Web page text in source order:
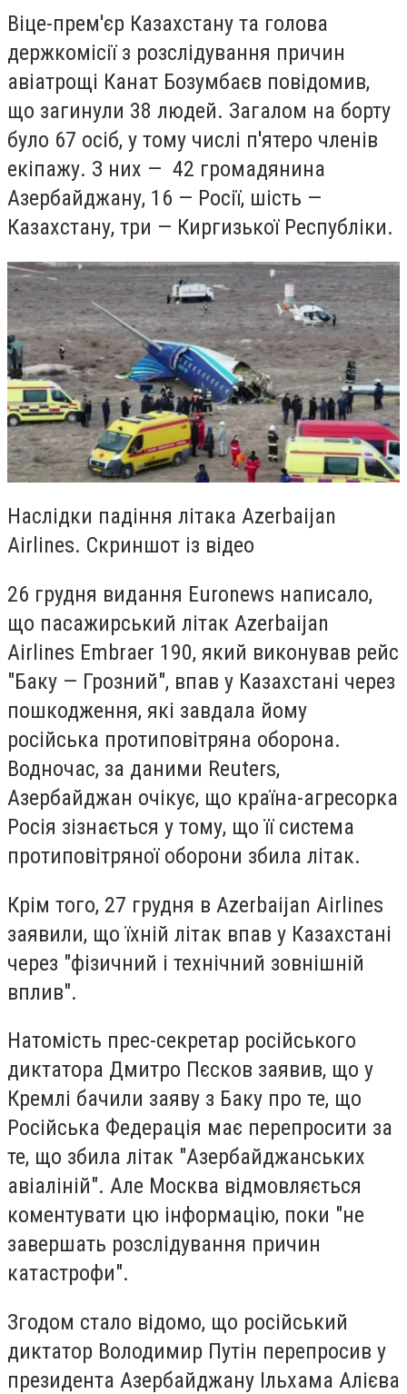
Віце-прем'єр Казахстану та голова
держкомісії з розслідування причин
авіатрощі Канат Бозумбаєв повідомив,
що загинули 38 людей. Загалом на борту
було 67 осіб, у тому числі п'ятеро членів
екіпажу. З них — 42 громадянина
Азербайджану, 16 — Росії, шість —
Казахстану, три — Киргизької Республіки.
Наслідки падіння літака Azerbaijan
Airlines. Скриншот із відео
26 грудня видання Euronews написало,
що пасажирський літак Azerbaijan
Airlines Embraer 190, який виконував рейс
"Баку — Грозний", впав у Казахстані через
пошкодження, які завдала йому
російська протиповітряна оборона.
Водночас, за даними Reuters,
Азербайджан очікує, що країна-агресорка
Росія зізнається у тому, що її система
протиповітряної оборони збила літак.
Крім того, 27 грудня в Azerbaijan Airlines
заявили, що їхній літак впав у Казахстані
через "фізичний і технічний зовнішній
вплив".
Натомість прес-секретар російського
диктатора Дмитро Пєсков заявив, що у
Кремлі бачили заяву з Баку про те, що
Російська Федерація має перепросити за
те, що збила літак "Азербайджанських
авіаліній". Але Москва відмовляється
коментувати цю інформацію, поки "не
завершать розслідування причин
катастрофи".
Згодом стало відомо, що російський
диктатор Володимир Путін перепросив у
президента Азербайджану Ільхама Алієва